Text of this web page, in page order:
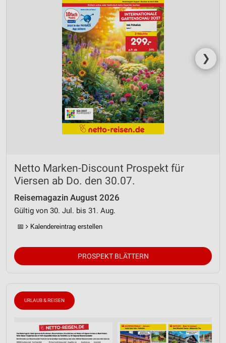
❯
Netto Marken-Discount Prospekt für
Viersen ab Do. den 30.07.
Reisemagazin August 2026
Gültig von 30. Jul. bis 31. Aug.
📅 Kalendereintrag erstellen
PROSPEKT BLÄTTERN
URLAUB & REISEN